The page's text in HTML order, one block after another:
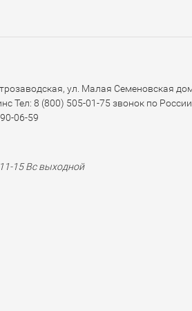
Японии. Например, на банкноте в
— портрет писателя Нацумэ
оснащены различными элементами
изменяющиеся при наклоне.
освещении.
ситуация
ул. Малая Семеновская
Тел: 8 (800) 505-01-75 звонок по России
06-59
15 Вс выходной